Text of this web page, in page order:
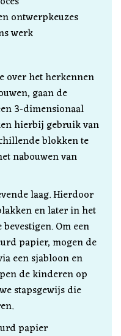
ontwerpkeuzes
werk
over het herkennen
gaan de
3-dimensionaal
hierbij gebruik van
blokken te
nabouwen van
laag. Hierdoor
en later in het
Om een
papier, mogen de
een sjabloon en
de kinderen op
stapsgewijs die
papier